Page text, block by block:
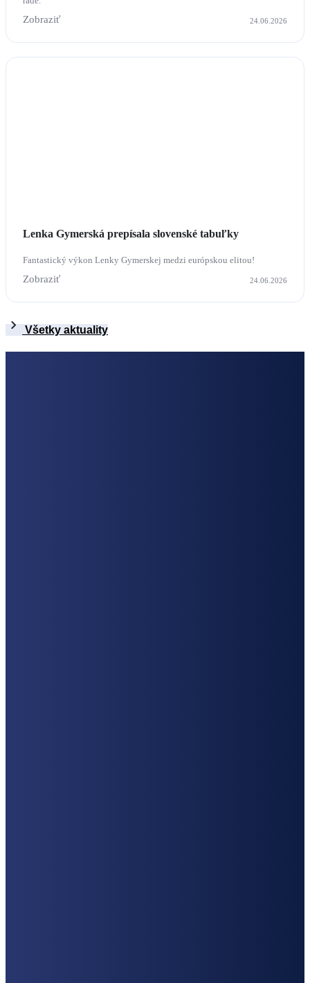
Zobraziť 24.06.2026
Lenka Gymerská prepísala slovenské tabuľky
Fantastický výkon Lenky Gymerskej medzi európskou elitou!
Zobraziť 24.06.2026
Všetky aktuality